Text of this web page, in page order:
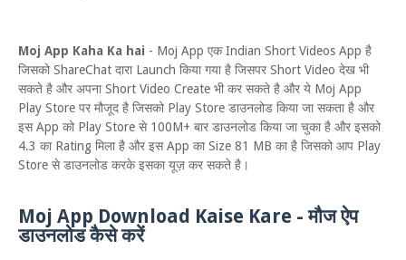
Moj App Kaha Ka hai - Moj App एक Indian Short Videos App है
जिसको ShareChat दारा Launch किया गया है जिसपर Short Video देख भी
सकते है और अपना Short Video Create भी कर सकते है और ये Moj App
Play Store पर मौजूद है जिसको Play Store डाउनलोड किया जा सकता है और
इस App को Play Store से 100M+ बार डाउनलोड किया जा चुका है और इसको
4.3 का Rating मिला है और इस App का Size 81 MB का है जिसको आप Play
Store से डाउनलोड करके इसका यूज़ कर सकते है।
Moj App Download Kaise Kare - मौज ऐप
डाउनलोड कैसे करें